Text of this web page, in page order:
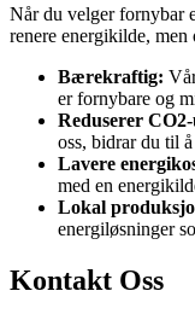
Når du velger fornybar
renere energikilde, men
Bærekraftig:
er fornybare og
Reduserer
oss, bidrar du til
Lavere
med en
Lokal
energiløsninger
Kontakt Oss